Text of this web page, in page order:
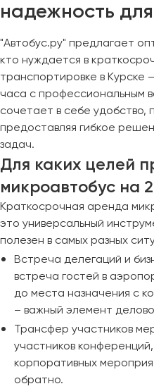
надежность
"Автобус.ру" предлагает
кто нуждается в
транспортировке в Курске
часа с профессиональным
сочетает в себе удобство,
предоставляя гибкое
задач.
Для каких целей
микроавтобус на
Краткосрочная аренда
это универсальный
полезен в самых разных
Встреча делегаций и
встреча гостей в
до места назначения с
– важный элемент
Трансфер участников
участников
корпоративных
обратно.